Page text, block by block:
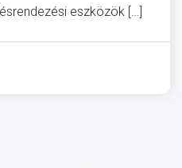
eszközök […]